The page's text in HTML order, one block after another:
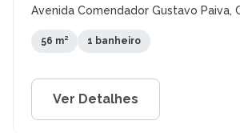
Avenida Comendador Gustavo Paiva,
56 m² 1 banheiro
Ver Detalhes